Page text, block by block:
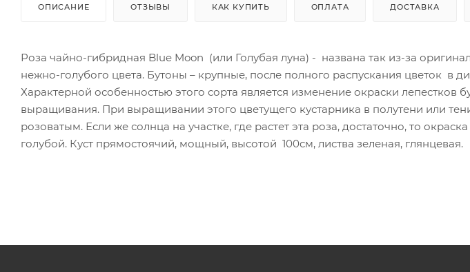
ОПИСАНИЕ ОТЗЫВЫ КАК КУПИТЬ ОПЛАТА ДОСТАВКА
Роза чайно-гибридная Blue Moon (или Голубая луна) - названа так из-за
нежно-голубого цвета. Бутоны – крупные, после полного распускания цветок в
Характерной особенностью этого сорта является изменение окраски лепестков
выращивания. При выращивании этого цветущего кустарника в полутени или
розоватым. Если же солнца на участке, где растет эта роза, достаточно, то
голубой. Куст прямостоячий, мощный, высотой 100см, листва зеленая, глянцевая.